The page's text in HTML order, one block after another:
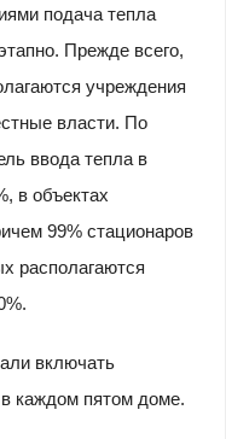
подача тепла
Прежде всего,
учреждения
власти. По
ввода тепла в
в объектах
99% стационаров
располагаются
включать
каждом пятом доме.